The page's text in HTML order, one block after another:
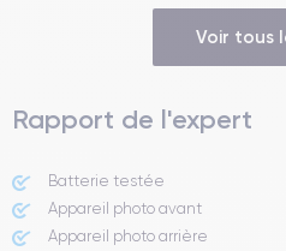
Voir tous
Rapport de l'expert
Batterie testée
Appareil photo avant
Appareil photo arrière ​